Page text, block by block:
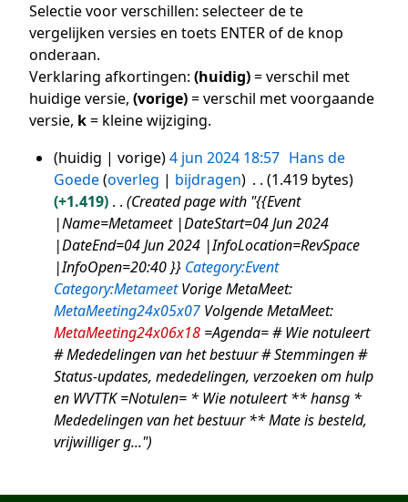
Selectie voor verschillen: selecteer de te
vergelijken versies en toets ENTER of de knop
onderaan.
Verklaring afkortingen: (huidig)= verschil met
huidige versie, (vorige)= verschil met voorgaande
versie, k= kleine wijziging.
4
jun
2024
huidig vorige 4 jun 2024 18:57 Hans de
Goede overleg bijdragen
1.419 bytes
+1.419
Created page with "{{Event
|Name=Metameet |DateStart=04 Jun 2024
|DateEnd=04 Jun 2024 |InfoLocation=RevSpace
|InfoOpen=20:40 }} Category:Event
Category:MetameetVorige MetaMeet:
MetaMeeting24x05x07Volgende MetaMeet:
MetaMeeting24x06x18=Agenda= # Wie notuleert
# Mededelingen van het bestuur # Stemmingen #
Status-updates, mededelingen, verzoeken om hulp
en WVTTK =Notulen= * Wie notuleert ** hansg *
Mededelingen van het bestuur ** Mate is besteld,
vrijwilliger g..."